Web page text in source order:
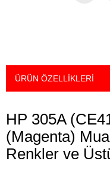
ÜRÜN ÖZELLIKLERI
HP 305A
(Magenta)
Renkler ve